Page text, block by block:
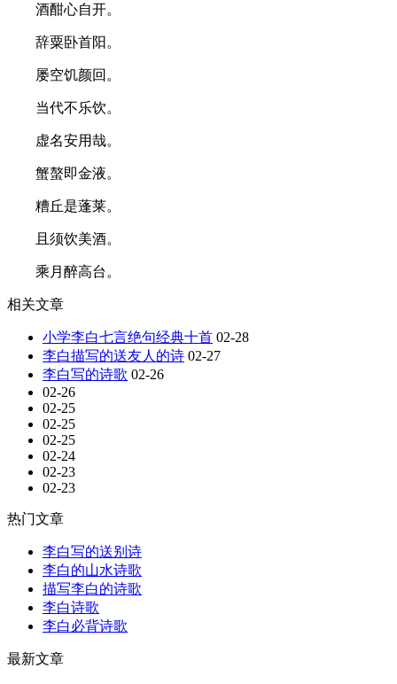
酒酣心自开。
辞粟卧首阳。
屡空饥颜回。
当代不乐饮。
虚名安用哉。
蟹螯即金液。
糟丘是蓬莱。
且须饮美酒。
乘月醉高台。
相关文章
小学李白七言绝句经典十首 02-28
李白描写的送友人的诗 02-27
李白写的诗歌 02-26
02-26
02-25
02-25
02-25
02-24
02-23
02-23
热门文章
李白写的送别诗
李白的山水诗歌
描写李白的诗歌
李白诗歌
李白必背诗歌
最新文章